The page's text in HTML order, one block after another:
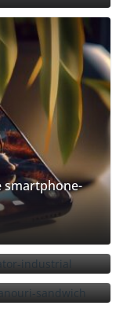
smartphone-
panouri-